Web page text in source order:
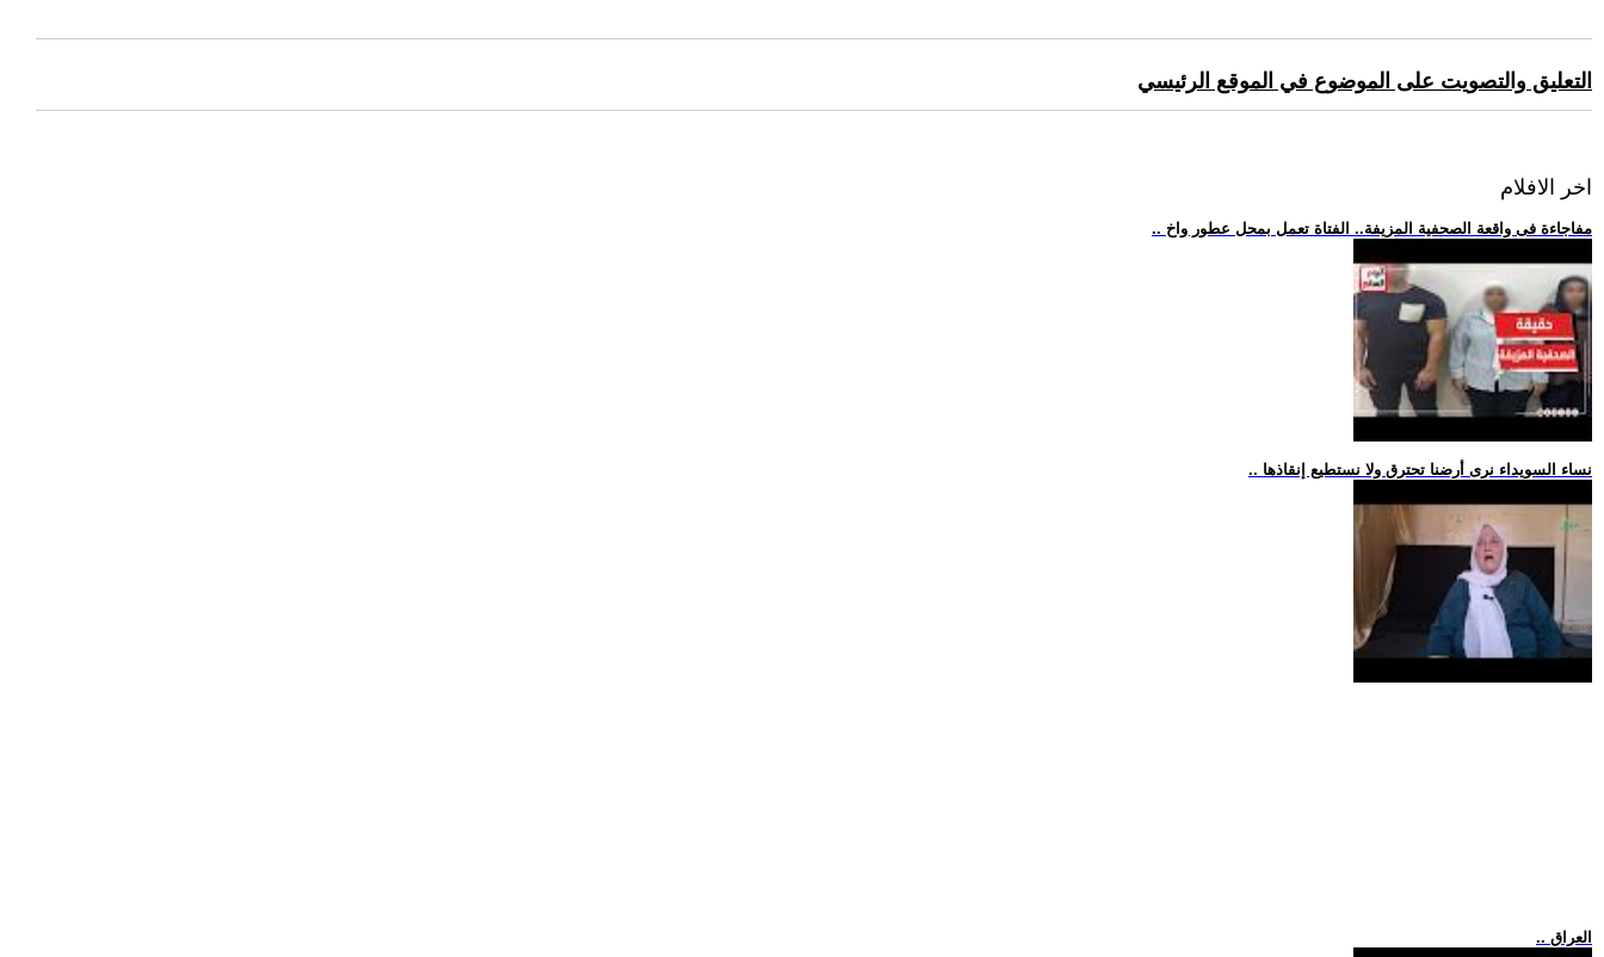
التعليق والتصويت على الموضوع في الموقع الرئيسي
اخر الافلام
.. مفاجاءة فى واقعة الصحفية المزيفة.. الفتاة تعمل بمحل عطور واخ
.. نساء السويداء نرى أرضنا تحترق ولا نستطيع إنقاذها
.. العراق